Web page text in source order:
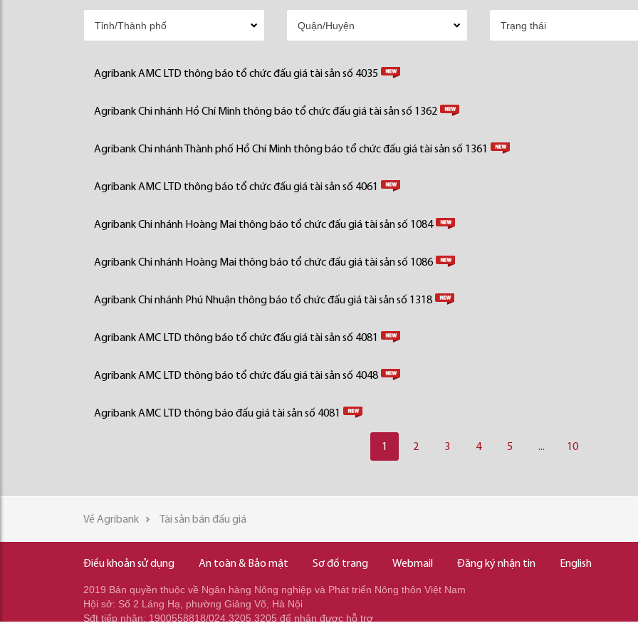
Agribank AMC LTD thông báo tổ chức đấu giá tài sản số 4035
Agribank Chi nhánh Hồ Chí Minh thông báo tổ chức đấu giá tài sản số 1362
Agribank Chi nhánh Thành phố Hồ Chí Minh thông báo tổ chức đấu giá tài sản số 1361
Agribank AMC LTD thông báo tổ chức đấu giá tài sản số 4061
Agribank Chi nhánh Hoàng Mai thông báo tổ chức đấu giá tài sản số 1084
Agribank Chi nhánh Hoàng Mai thông báo tổ chức đấu giá tài sản số 1086
Agribank Chi nhánh Phú Nhuận thông báo tổ chức đấu giá tài sản số 1318
Agribank AMC LTD thông báo tổ chức đấu giá tài sản số 4081
Agribank AMC LTD thông báo tổ chức đấu giá tài sản số 4048
Agribank AMC LTD thông báo đấu giá tài sản số 4081
1 2 3 4 5 ... 10
Về Agribank Tài sản bán đấu giá
Điều khoản sử dụng An toàn & Bảo mật Sơ đồ trang Webmail Đăng ký nhận tin English
2019 Bản quyền thuộc về Ngân hàng Nông nghiệp và Phát triển Nông thôn Việt Nam
Hội sở: Số 2 Láng Hạ, phường Giảng Võ, Hà Nội
Sđt tiếp nhận: 1900558818/024.3205.3205 để nhận được hỗ trợ